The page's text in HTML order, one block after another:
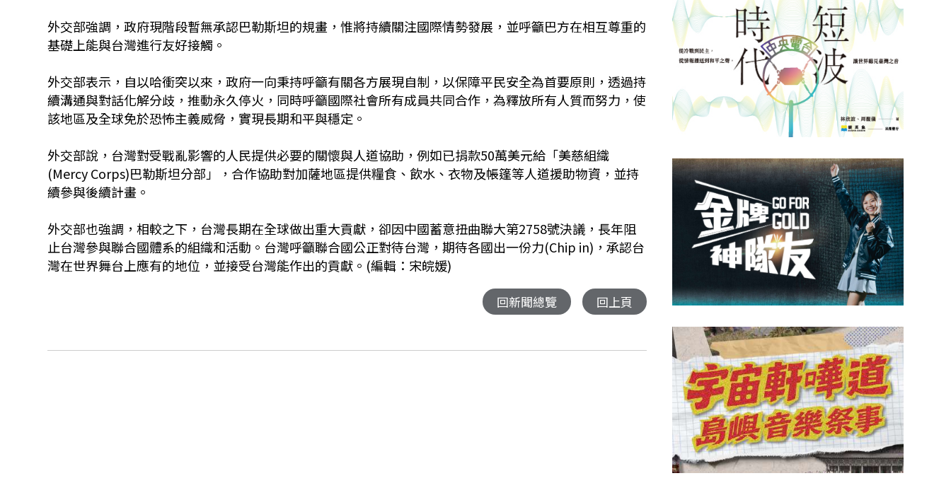
外交部強調，政府現階段暫無承認巴勒斯坦的規畫，惟將持續關注國際情勢發展，並呼籲巴方在相互尊重的
基礎上能與台灣進行友好接觸。
外交部表示，自以哈衝突以來，政府一向秉持呼籲有關各方展現自制，以保障平民安全為首要原則，透過持
續溝通與對話化解分歧，推動永久停火，同時呼籲國際社會所有成員共同合作，為釋放所有人質而努力，使
該地區及全球免於恐怖主義威脅，實現長期和平與穩定。
外交部說，台灣對受戰亂影響的人民提供必要的關懷與人道協助，例如已捐款50萬美元給「美慈組織
(Mercy Corps)巴勒斯坦分部」，合作協助對加薩地區提供糧食、飲水、衣物及帳篷等人道援助物資，並持
續參與後續計畫。
外交部也強調，相較之下，台灣長期在全球做出重大貢獻，卻因中國蓄意扭曲聯大第2758號決議，長年阻
止台灣參與聯合國體系的組織和活動。台灣呼籲聯合國公正對待台灣，期待各國出一份力(Chip in)，承認台
灣在世界舞台上應有的地位，並接受台灣能作出的貢獻。 (編輯：宋皖媛)
回新聞總覽 回上頁